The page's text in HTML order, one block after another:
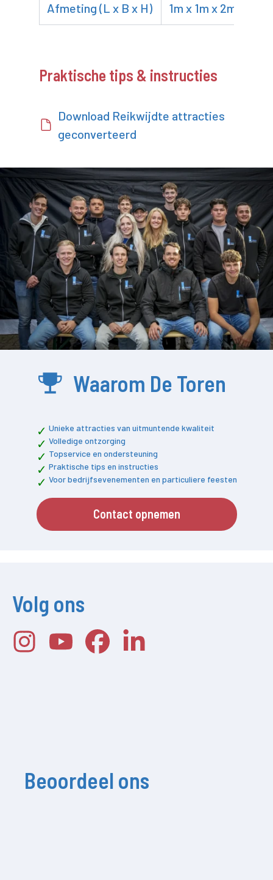
Afmeting (L x B x H) 1m x 1m x 2m
Praktische tips & instructies
Download Reikwijdte attracties
geconverteerd
Waarom De Toren
Unieke attracties van uitmuntende kwaliteit
Volledige ontzorging
Topservice en ondersteuning
Praktische tips en instructies
Voor bedrijfsevenementen en particuliere feesten
Contact opnemen
Volg ons
Beoordeel ons